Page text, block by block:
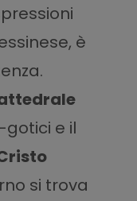
è
e il
si trova